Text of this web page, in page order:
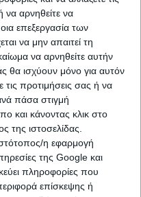
να αρνηθείτε να
επεξεργασία των
να μην απαιτεί τη
να αρνηθείτε αυτήν
θα ισχύουν μόνο για αυτόν
τις προτιμήσεις σας ή να
πάσα στιγμή
και κάνοντας κλικ στο
ιστοσελίδας.
η εφαρμογή
της Google και
πληροφορίες που
επίσκεψης ή
αφορά τα
και Κτηνοτροφίας.
έως τις 10 Ιουλίου
τελικοί έλεγχοι για
2022), καθώς και για
παραγωγή) της
εκτιμάται ότι θα
11 Ιουλίου.
περίπλοκη για τη
του 2025,
ΟΠΕΚΕΠΕ, οι πληρωμές